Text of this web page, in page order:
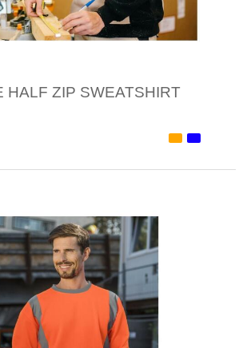
HALF ZIP SWEATSHIRT
afname: 1